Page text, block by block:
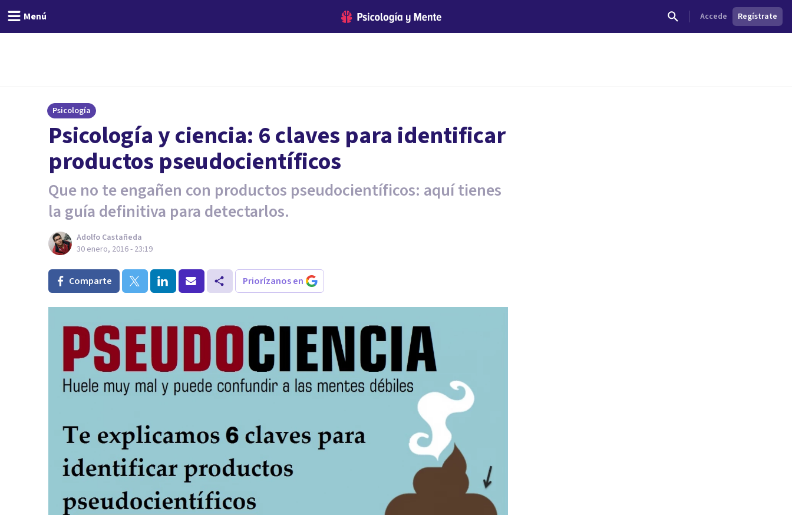
Menú Accede Regístrate
Psicología
​Psicología y ciencia: 6 claves para identificar
productos pseudocientíficos
Que no te engañen con productos pseudocientíficos: aquí tienes
la guía definitiva para detectarlos.
Adolfo Castañeda
30 enero, 2016 - 23:19
Comparte Priorízanos en